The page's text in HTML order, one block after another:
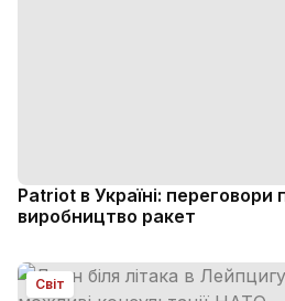
Patriot в Україні: переговори
виробництво ракет
Світ